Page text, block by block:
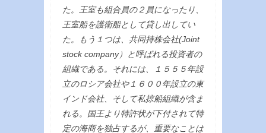
た。王室も組合員の２員になったり、
王室船を護衛船として貸し出してい
た。もう１つは、共同持株会社(Joint
stock company）と呼ばれる投資者の
組織である。それには、１５５５年設
立のロシア会社や１６００年設立の東
インド会社、そして私掠船組織が含ま
れる。国王より特許状が下付されて特
定の海商を独占するが、重要なことは